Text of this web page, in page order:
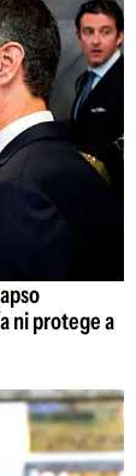
ni protege a